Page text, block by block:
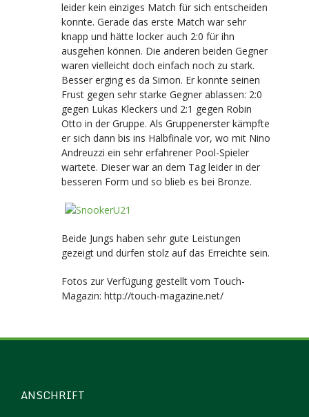
leider kein einziges Match für sich entscheiden
konnte. Gerade das erste Match war sehr
knapp und hätte locker auch 2:0 für ihn
ausgehen können. Die anderen beiden Gegner
waren vielleicht doch einfach noch zu stark.
Besser erging es da Simon. Er konnte seinen
Frust gegen sehr starke Gegner ablassen: 2:0
gegen Lukas Kleckers und 2:1 gegen Robin
Otto in der Gruppe. Als Gruppenerster kämpfte
er sich dann bis ins Halbfinale vor, wo mit Nino
Andreuzzi ein sehr erfahrener Pool-Spieler
wartete. Dieser war an dem Tag leider in der
besseren Form und so blieb es bei Bronze.
Beide Jungs haben sehr gute Leistungen
gezeigt und dürfen stolz auf das Erreichte sein.
Fotos zur Verfügung gestellt vom Touch-
Magazin: http://touch-magazine.net/
ANSCHRIFT